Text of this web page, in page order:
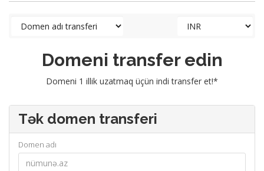
Domeni transfer edin
Domeni 1 illik uzatmaq üçün indi transfer et!*
Tək domen transferi
Domen adı